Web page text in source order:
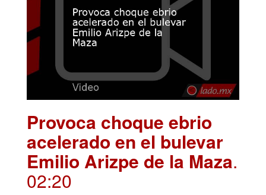
Provoca choque ebrio
acelerado en el bulevar
Emilio Arizpe de la Maza.
02:20